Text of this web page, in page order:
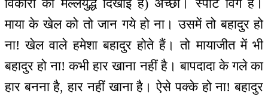
विकारों की मल्लयुद्ध दिखाई है) अच्छा। स्पोर्ट विंग है।
माया के खेल को तो जान गये हो ना। उसमें तो बहादुर हो
ना! खेल वाले हमेशा बहादुर होते हैं। तो मायाजीत में भी
बहादुर हो ना! कभी हार खाना नहीं है। बापदादा के गले का
हार बनना है, हार नहीं खाना है। ऐसे पक्के हो ना! बहादुर